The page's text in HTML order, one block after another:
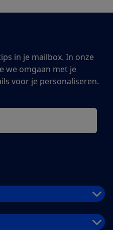
in je mailbox. In onze
we omgaan met je
voor je personaliseren.